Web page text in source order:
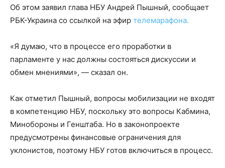
Об этом заявил глава НБУ Андрей Пышный, сообщает
РБК-Украина со ссылкой на эфир телемарафона.
«Я думаю, что в процессе его проработки в
парламенте у нас должны состояться дискуссии и
обмен мнениями», — сказал он.
Как отметил Пышный, вопросы мобилизации не входят
в компетенцию НБУ, поскольку это вопросы Кабмина,
Минобороны и Генштаба. Но в законопроекте
предусмотрены финансовые ограничения для
уклонистов, поэтому НБУ готов включиться в процесс.